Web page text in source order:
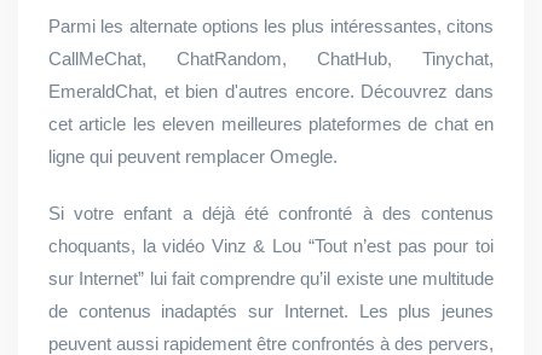
Parmi les alternate options les plus intéressantes, citons
CallMeChat, ChatRandom, ChatHub, Tinychat,
EmeraldChat, et bien d'autres encore. Découvrez dans
cet article les eleven meilleures plateformes de chat en
ligne qui peuvent remplacer Omegle.
Si votre enfant a déjà été confronté à des contenus
choquants, la vidéo Vinz & Lou “Tout n’est pas pour toi
sur Internet” lui fait comprendre qu’il existe une multitude
de contenus inadaptés sur Internet. Les plus jeunes
peuvent aussi rapidement être confrontés à des pervers,